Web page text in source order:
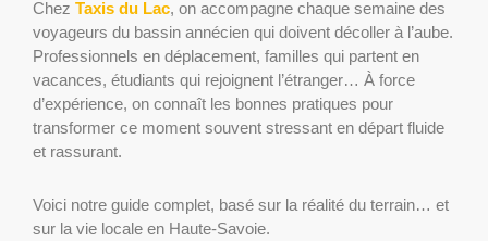
Chez Taxis du Lac, on accompagne chaque semaine des
voyageurs du bassin annécien qui doivent décoller à l’aube.
Professionnels en déplacement, familles qui partent en
vacances, étudiants qui rejoignent l’étranger… À force
d’expérience, on connaît les bonnes pratiques pour
transformer ce moment souvent stressant en départ fluide
et rassurant.
Voici notre guide complet, basé sur la réalité du terrain… et
sur la vie locale en Haute-Savoie.